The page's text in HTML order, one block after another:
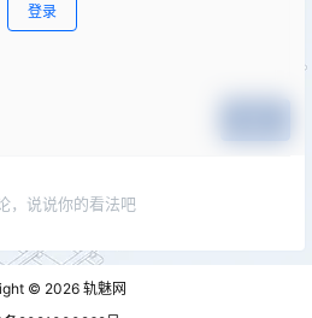
登录
，说说你的看法吧
© 2026 轨魅网